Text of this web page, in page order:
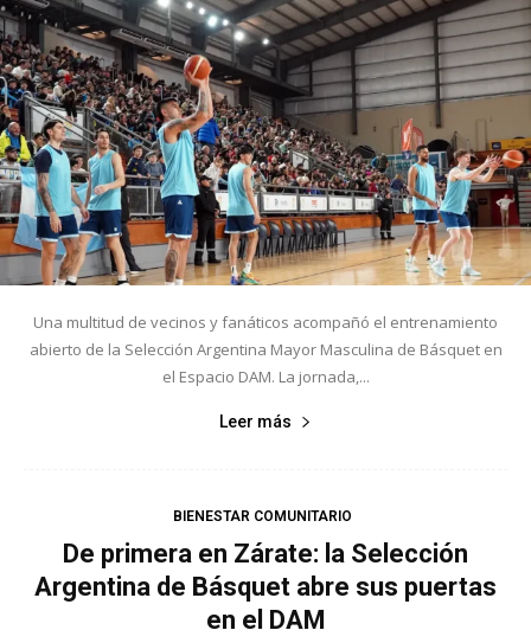
Una multitud de vecinos y fanáticos acompañó el entrenamiento
abierto de la Selección Argentina Mayor Masculina de Básquet en
el Espacio DAM. La jornada,...
Leer más
BIENESTAR COMUNITARIO
De primera en Zárate: la Selección
Argentina de Básquet abre sus puertas
en el DAM